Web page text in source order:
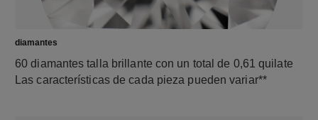
diamantes
60 diamantes talla brillante con un total de 0,61 quilate
Las características de cada pieza pueden variar**